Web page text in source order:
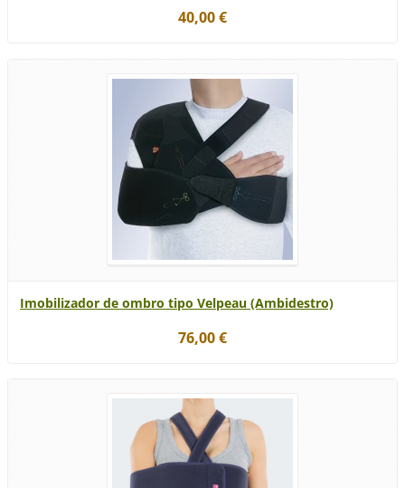
40,00 €
Imobilizador de ombro tipo Velpeau (Ambidestro)
76,00 €